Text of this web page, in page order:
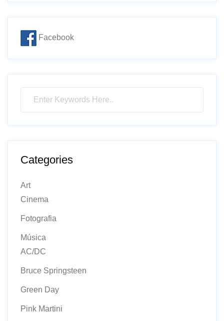
Facebook
Categories
Art
Cinema
Fotografia
Música
AC/DC
Bruce Springsteen
Green Day
Pink Martini